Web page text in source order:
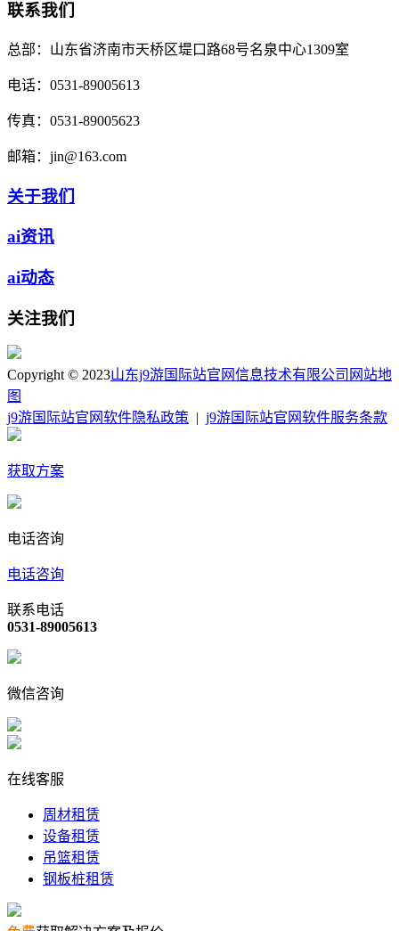
联系我们
总部： 山东省济南市天桥区堤口路68号名泉中心1309室
电话： 0531-89005613
传真： 0531-89005623
邮箱： jin@163.com
关于我们
ai资讯
ai动态
关注我们
Copyright © 2023山东j9游国际站官网信息技术有限公司 网站地
图
j9游国际站官网软件隐私政策
j9游国际站官网软件服务条款
获取方案
电话咨询
电话咨询
联系电话
0531-89005613
微信咨询
在线客服
周材租赁
设备租赁
吊篮租赁
钢板桩租赁